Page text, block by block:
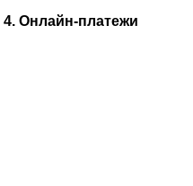
4. Онлайн-платежи